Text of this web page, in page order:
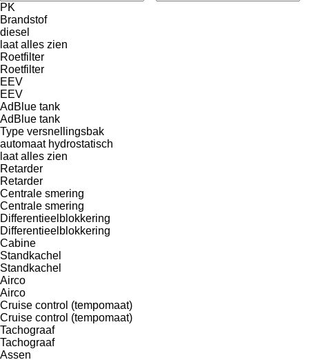
PK
Brandstof
diesel
laat alles zien
Roetfilter
Roetfilter
EEV
EEV
AdBlue tank
AdBlue tank
Type versnellingsbak
automaat hydrostatisch
laat alles zien
Retarder
Retarder
Centrale smering
Centrale smering
Differentieelblokkering
Differentieelblokkering
Cabine
Standkachel
Standkachel
Airco
Airco
Cruise control (tempomaat)
Cruise control (tempomaat)
Tachograaf
Tachograaf
Assen